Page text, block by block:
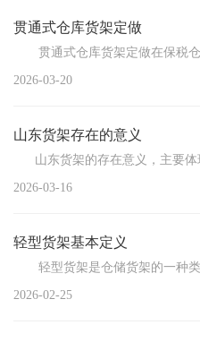
贯通式仓库货架定做
2026-03-20
山东货架存在的意义
2026-03-16
轻型货架基本定义
2026-02-25